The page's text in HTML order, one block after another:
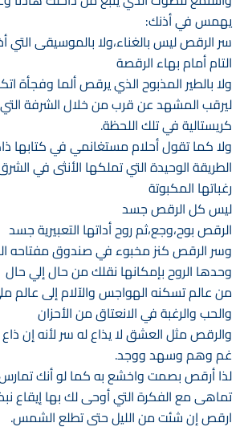
يهمس في أذنك:
سر الرقص ليس بالغناء،ولا بالموسيقى
التام أمام بهاء الرقصة
ولا بالطير المذبوح الذي يرقص ألما وفجأة
ليرقب المشهد عن قرب من خلال الشرفة
كريستالية في تلك اللحظة.
ولا كما تقول أحلام مستغانمي في كتابها
الطريقة الوحيدة التي تملكها الأنثى في
رغباتها المكبوتة
ليس كل الرقص جسد
الرقص بوح،وجع،ثم روح أداتها التعبيرية جسد
وسر الرقص كنز مخبوء في صندوق مفتاحه
وحدها الروح بإمكانها نقلك من حال إلي حال
من عالم تسكنه الهواجس والآلام إلى عالم
والحب والرغبة في الانعتاق من الأحزان
والرقص مثل العشق لا يذاع له سر لأنه إن
غم وهم وسهد ووجد.
لذا أرقص بصمت واخشع به كما لو أنك تمارس
تماهى مع الفكرة التي أوحى لك بها إيقاع
ارقص إن شئت من الليل حتى تطلع الشمس.